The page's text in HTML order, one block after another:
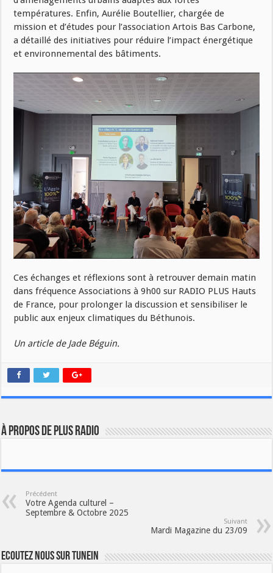
températures. Enfin, Aurélie Boutellier, chargée de
mission et d’études pour l’association Artois Bas Carbone,
a détaillé des initiatives pour réduire l’impact énergétique
et environnemental des bâtiments.
Ces échanges et réflexions sont à retrouver demain matin
dans fréquence Associations à 9h00 sur RADIO PLUS Hauts
de France, pour prolonger la discussion et sensibiliser le
public aux enjeux climatiques du Béthunois.
Un article de Jade Béguin.
À propos de plus radio
Précédent
Votre Agenda culturel –
Septembre & Octobre 2025
Suivant
Mardi Magazine du 23/09
Ecoutez nous sur TuneIn